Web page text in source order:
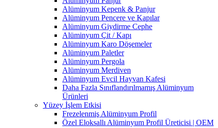
Alüminyum Kepenk & Panjur
Alüminyum Pencere ve Kapılar
Alüminyum Giydirme Cephe
Alüminyum Çit / Kapı
Alüminyum Karo Döşemeler
Alüminyum Paletler
Alüminyum Pergola
Alüminyum Merdiven
Alüminyum Evcil Hayvan Kafesi
Daha Fazla Sınıflandırılmamış Alüminyum
Ürünleri
Yüzey İşlem Etkisi
Frezelenmiş Alüminyum Profil
Özel Eloksallı Alüminyum Profil Üreticisi | OEM